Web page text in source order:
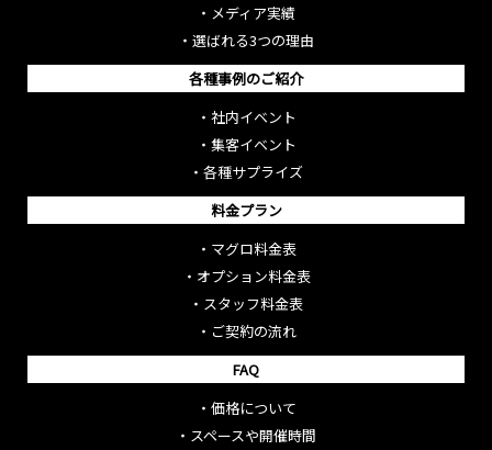
・ メディア実績
・ 選ばれる3つの理由
各種事例のご紹介
・ 社内イベント
・ 集客イベント
・ 各種サプライズ
料金プラン
・ マグロ料金表
・ オプション料金表
・ スタッフ料金表
・ ご契約の流れ
FAQ
・ 価格について
・ スペースや開催時間